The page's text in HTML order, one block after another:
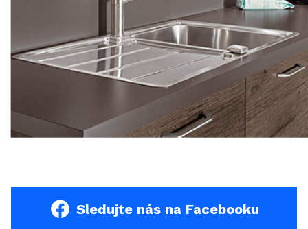
Sledujte nás na Facebooku